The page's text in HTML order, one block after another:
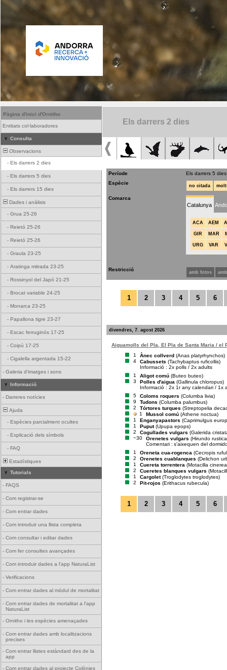
Pàgina d'inici d'Ornitho
Entitats col·laboradores
Consulta
Observacions
- Els darrers 2 dies
- Els darrers 5 dies
- Els darrers 15 dies
Dades i anàlisis
- Grua 25-26
- Reietó 25-26
- Reietó 25-26
- Graula 23-25
- Aratinga mitrada 23-25
- Rossinyol del Japó 21-25
- Brocat variable 24-25
- Monarca 23-25
- Papallona tigre 23-27
- Escac ferruginós 17-25
- Coipú 17-25
- Cigalella argentada 15-22
- Galeria d'imatges i sons
Informació
- Darreres notícies
Ajuda
- Espècies parcialment ocultes
- Explicació dels símbols
- FAQ
Estadístiques
Tutorials
- FAQS
- Com registrar-se
- Com entrar dades
- Com introduir una llista completa
- Com consultar i editar dades
- Com fer consultes avançades
- Com introduir dades a l'app NaturaList
- Verificacions
- Com entrar dades al mòdul de mortalitat
- Com entrar dades de mortalitat a l'app
NaturaList
- Ornitho i les espècies amenaçades
- Com entrar dades amb localitzacions
precises
- Com entrar llistes estàndard des de la
app
- Com entrar dades al projecte Colònies
Els darrers 2 dies
Període
Els darrers 5 dies
Espècie
no citada
Comarca
Catalunya
ACA AEM
GIR MAR
URG VAR
Restricció amb fotos
1 2 3 4 5 6
divendres, 7. agost 2026
Aiguamolls del Pla, El Pla de Santa Maria / el
1
Ànec collverd (Anas platyrhynchos)
4
Cabussets (Tachybaptus ruficollis)
Informació : 2x polls / 2x adults
1
Aligot comú (Buteo buteo)
3
Polles d'aigua (Gallinula chloropus)
Informació : 2x 1r any calendari / 1x
5
Coloms roquers (Columba livia)
9
Tudons (Columba palumbus)
2
Tórtores turques (Streptopelia
1
Mussol comú (Athene noctua)
1
Enganyapastors (Caprimulgus
1
Puput (Upupa epops)
2
Cogullades vulgars (Galerida
~30
Orenetes vulgars (Hirundo
Comentari : s'aixequen del
1
Oreneta cua-rogenca (Cecropis
2
Orenetes cuablanques (Delichon
1
Cuereta torrentera (Motacilla
2
Cueretes blanques vulgars
1
Cargolet (Troglodytes troglodytes)
2
Pit-rojos (Erithacus rubecula)
1 2 3 4 5 6